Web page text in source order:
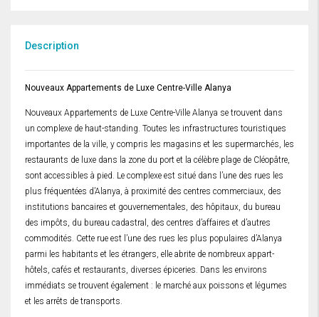
Description
Nouveaux Appartements de Luxe Centre-Ville Alanya
Nouveaux Appartements de Luxe Centre-Ville Alanya se trouvent dans
un complexe de haut-standing. Toutes les infrastructures touristiques
importantes de la ville, y compris les magasins et les supermarchés, les
restaurants de luxe dans la zone du port et la célèbre plage de Cléopâtre,
sont accessibles à pied. Le complexe est situé dans l’une des rues les
plus fréquentées d’Alanya, à proximité des centres commerciaux, des
institutions bancaires et gouvernementales, des hôpitaux, du bureau
des impôts, du bureau cadastral, des centres d’affaires et d’autres
commodités. Cette rue est l’une des rues les plus populaires d’Alanya
parmi les habitants et les étrangers, elle abrite de nombreux appart-
hôtels, cafés et restaurants, diverses épiceries. Dans les environs
immédiats se trouvent également : le marché aux poissons et légumes
et les arrêts de transports.